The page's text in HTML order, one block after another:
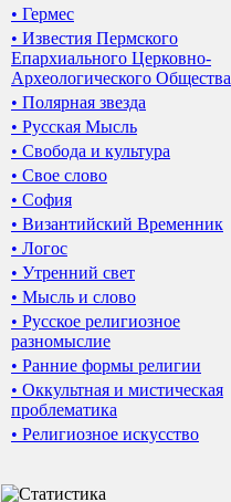
• Гермес
• Известия Пермского
Епархиального Церковно-
Археологического Общества
• Полярная звезда
• Русская Мысль
• Свобода и культура
• Свое слово
• София
• Византийский Временник
• Логос
• Утренний свет
• Мысль и слово
• Русское религиозное
разномыслие
• Ранние формы религии
• Оккультная и мистическая
проблематика
• Религиозное искусство